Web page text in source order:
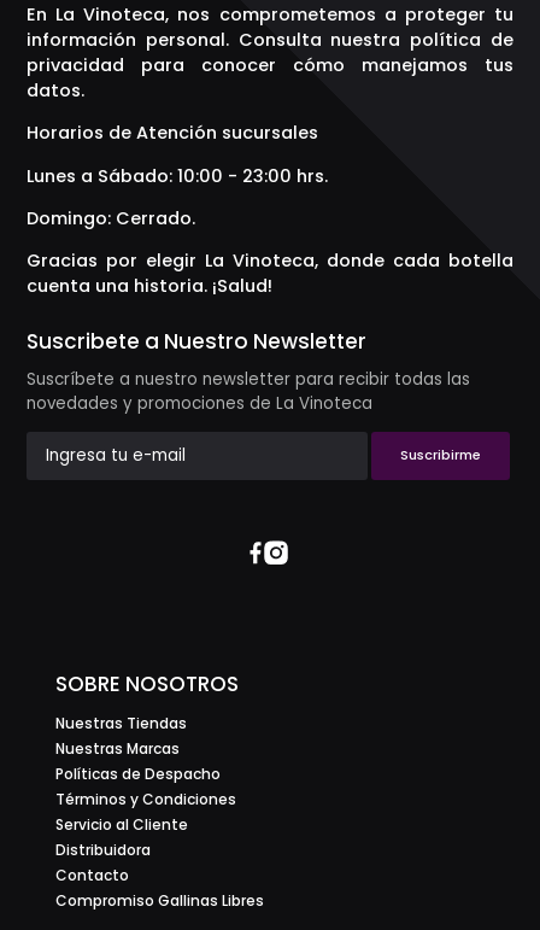
En La Vinoteca, nos comprometemos a proteger tu
información personal. Consulta nuestra política de
privacidad para conocer cómo manejamos tus
datos.
Horarios de Atención sucursales
Lunes a Sábado: 10:00 - 23:00 hrs.
Domingo: Cerrado.
Gracias por elegir La Vinoteca, donde cada botella
cuenta una historia. ¡Salud!
Suscribete a Nuestro Newsletter
Suscríbete a nuestro newsletter para recibir todas las
novedades y promociones de La Vinoteca
Suscribirme
SOBRE NOSOTROS
Nuestras Tiendas
Nuestras Marcas
Políticas de Despacho
Términos y Condiciones
Servicio al Cliente
Distribuidora
Contacto
Compromiso Gallinas Libres